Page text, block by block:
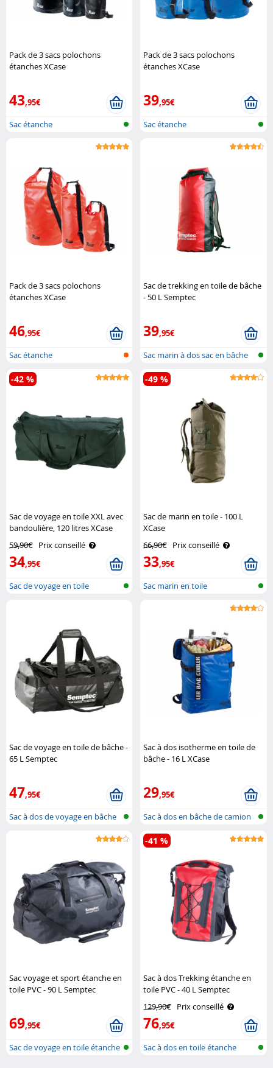
Pack de 3 sacs polochons
étanches XCase
43,95€
Sac étanche
Pack de 3 sacs polochons
étanches XCase
39,95€
Sac étanche
Pack de 3 sacs polochons
étanches XCase
46,95€
Sac étanche
Sac de trekking en toile de bâche
- 50 L Semptec
39,95€
Sac marin à dos sac en bâche
de cam..
Sac de voyage en toile XXL avec
bandoulière, 120 litres XCase
59,90€ Prix conseillé
34,95€
-42 %
Sac de voyage en toile
Sac de marin en toile - 100 L
XCase
66,90€ Prix conseillé
33,95€
-49 %
Sac marin en toile
Sac de voyage en toile de bâche -
65 L Semptec
47,95€
Sac à dos de voyage en bâche
Sac à dos isotherme en toile de
bâche - 16 L XCase
29,95€
Sac à dos en bâche de camion
avec d..
Sac voyage et sport étanche en
toile PVC - 90 L Semptec
69,95€
Sac de voyage en toile étanche
Sac à dos Trekking étanche en
toile PVC - 40 L Semptec
129,90€ Prix conseillé
76,95€
-41 %
Sac à dos en toile étanche